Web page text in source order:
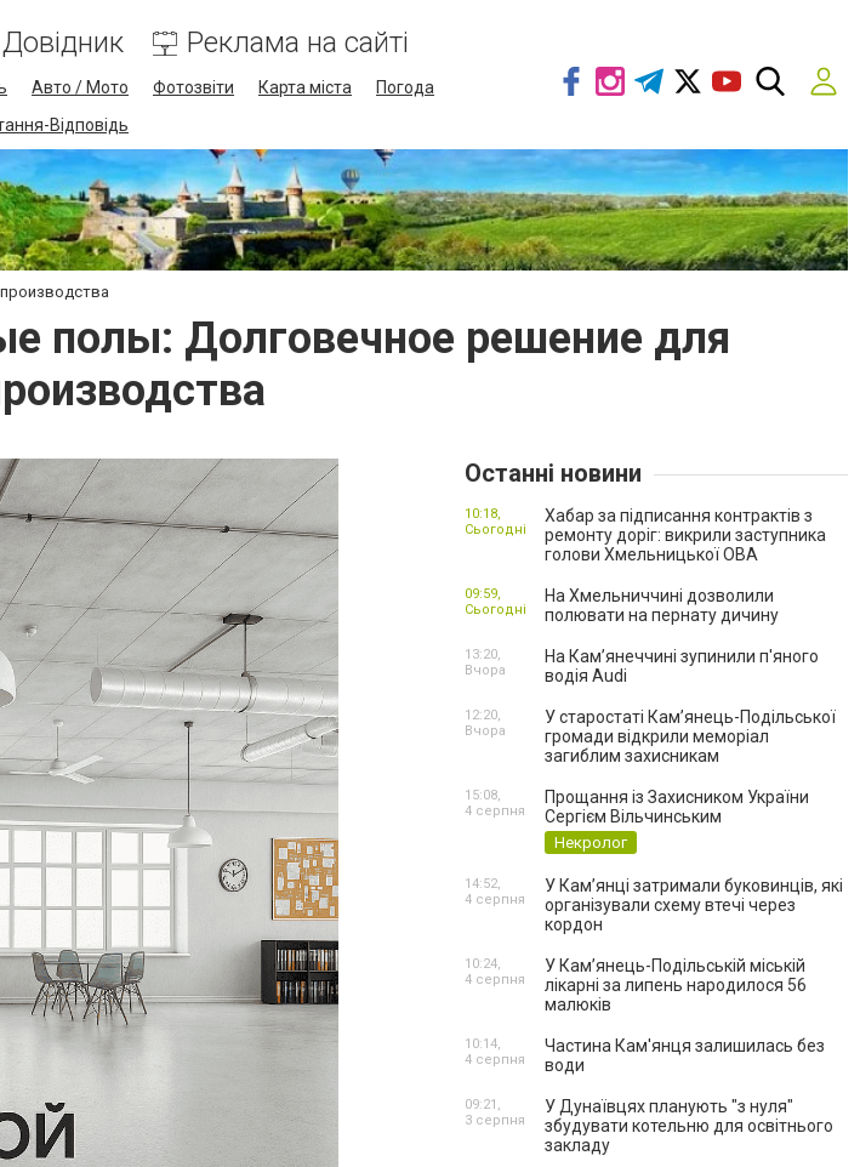
Довідник Реклама на сайті
Авто / Мото Фотозвіти Карта міста
Погода
Відповідь
полы: Долговечное решение для
Останні новини
Хабар за підписання контрактів з
ремонту доріг: викрили заступника
голови Хмельницької ОВА
10:18,
Сьогодні
На Хмельниччині дозволили
полювати на пернату дичину
09:59,
Сьогодні
На Камʼянеччині зупинили п'яного
водія Audi
13:20,
Вчора
У старостаті Кам’янець-Подільської
громади відкрили меморіал
загиблим захисникам
12:20,
Вчора
Прощання із Захисником України
Сергієм Вільчинським
Некролог
15:08,
4 серпня
У Кам’янці затримали буковинців, які
організували схему втечі через
кордон
14:52,
4 серпня
У Кам’янець-Подільській міській
лікарні за липень народилося 56
малюків
10:24,
4 серпня
Частина Кам'янця залишилась без
води
10:14,
4 серпня
У Дунаївцях планують "з нуля"
збудувати котельню для освітнього
закладу
09:21,
3 серпня